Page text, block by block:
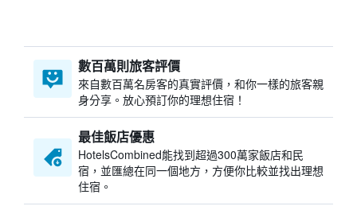
數百萬則旅客評價
來自數百萬名房客的真實評價，和你一樣的旅客親
身分享。放心預訂你的理想住宿！
最佳飯店優惠
HotelsCombined​能找到超過300萬家飯店和民
宿，並匯總在同一個地方，方便你比較並找出理想
住宿。